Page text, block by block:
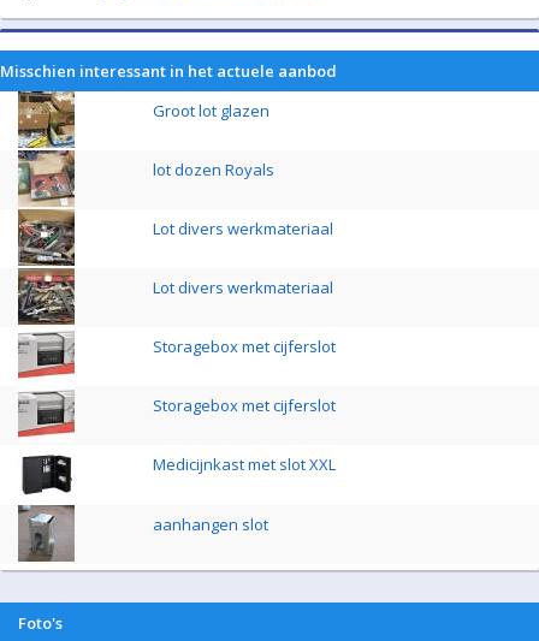
Misschien interessant in het actuele aanbod
Groot lot glazen
lot dozen Royals
Lot divers werkmateriaal
Lot divers werkmateriaal
Storagebox met cijferslot
Storagebox met cijferslot
Medicijnkast met slot XXL
aanhangen slot
Foto's